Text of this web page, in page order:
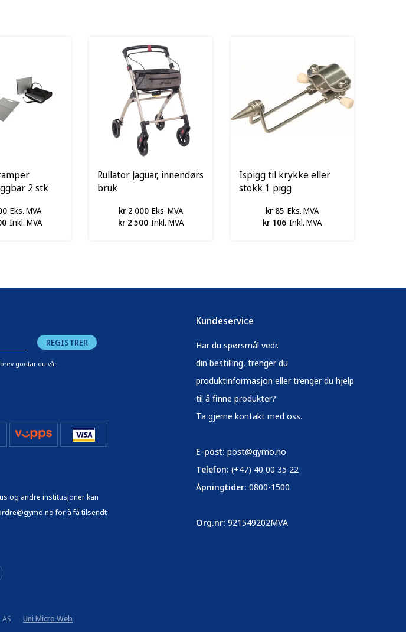
2 stk
Eks. MVA
Inkl. MVA
Rullator Jaguar, innendørs
bruk
kr 2 000 Eks. MVA
kr 2 500 Inkl. MVA
Ispigg til krykke eller
stokk 1 pigg
kr 85 Eks. MVA
kr 106 Inkl. MVA
REGISTRER
godtar du vår
og andre institusjoner kan
for å få tilsendt
Kundeservice
Har du spørsmål vedr.
din bestilling, trenger du
produktinformasjon eller trenger du hjelp
til å finne produkter?
Ta gjerne kontakt med oss.
E-post: post@gymo.no
Telefon: (+47) 40 00 35 22
Åpningtider: 0800-1500
Org.nr: 921549202MVA
Uni Micro Web